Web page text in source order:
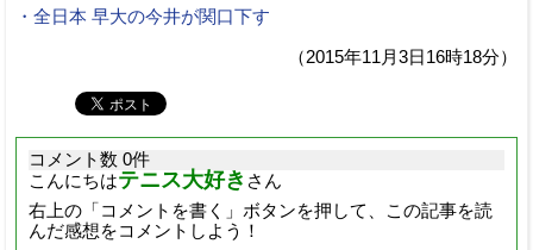
・全日本 早大の今井が関口下す
（2015年11月3日16時18分）
コメント数 0件
こんにちはテニス大好き さん
右上の「コメントを書く」ボタンを押して、この記事を読
んだ感想をコメントしよう！